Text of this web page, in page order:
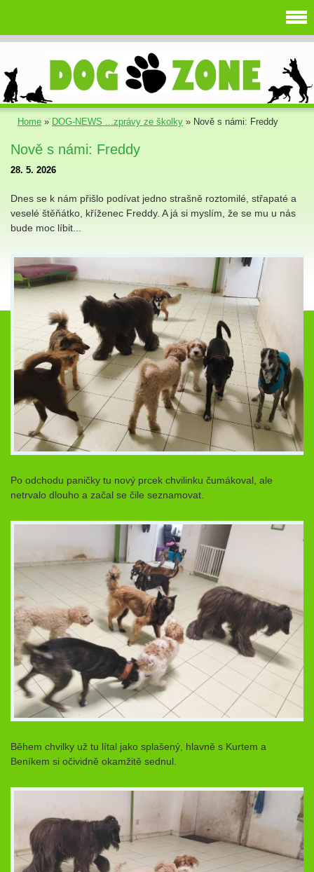
Home » DOG-NEWS ...zprávy ze školky » Nově s námi: Freddy
Nově s námi: Freddy
28. 5. 2026
Dnes se k nám přišlo podívat jedno strašně roztomilé, střapaté a
veselé štěňátko, kříženec Freddy. A já si myslím, že se mu u nás
bude moc líbit...
Po odchodu paničky tu nový prcek chvilinku čumákoval, ale
netrvalo dlouho a začal se čile seznamovat.
Během chvilky už tu lítal jako splašený, hlavně s Kurtem a
Beníkem si očividně okamžitě sednul.